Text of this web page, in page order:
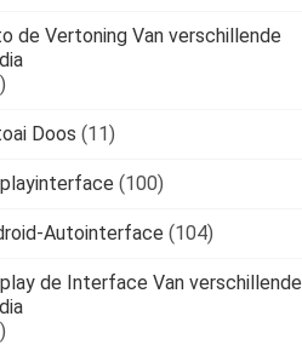
de Vertoning Van verschillende
Doos (11)
(100)
Autointerface (104)
de Interface Van verschillende